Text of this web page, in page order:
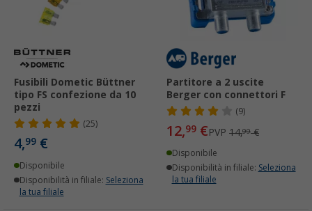
Fusibili Dometic Büttner
tipo FS confezione da 10
pezzi
(25)
4,99 €
Disponibile
Disponibilità in filiale: Seleziona
la tua filiale
Partitore a 2 uscite
Berger con connettori F
(9)
12,99 €PVP 14,99€
Disponibile
Disponibilità in filiale: Seleziona
la tua filiale